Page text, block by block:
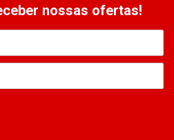
nossas ofertas!